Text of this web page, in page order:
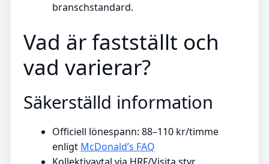
branschstandard.
Vad är fastställt och
vad varierar?
Säkerställd information
Officiell lönespann: 88–110 kr/timme
enligt McDonald’s FAQ